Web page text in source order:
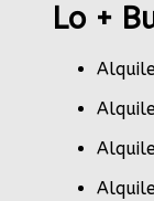
Lo +